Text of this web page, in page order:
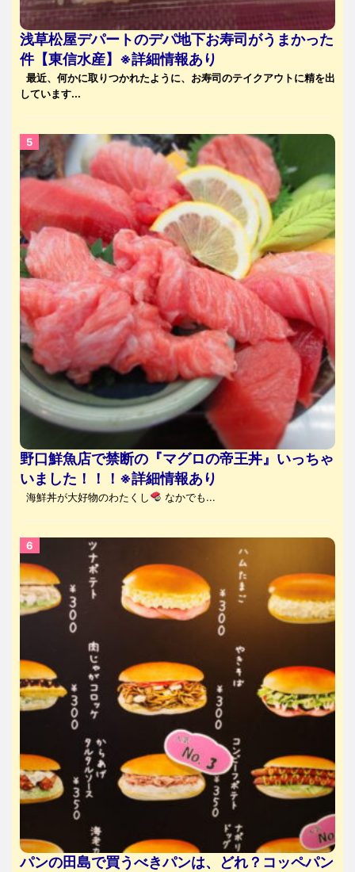
浅草松屋デパートのデパ地下お寿司がうまかった
件【東信水産】※詳細情報あり
最近、何かに取りつかれたように、お寿司のテイクアウトに精を出
しています...
野口鮮魚店で禁断の『マグロの帝王丼』いっちゃ
いました！！！※詳細情報あり
海鮮丼が大好物のわたくし なかでも...
パンの田島で買うべきパンは、どれ？コッペパン